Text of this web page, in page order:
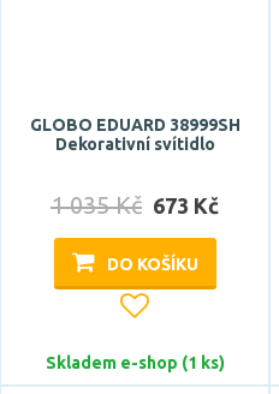
Značka
BRILONER
CENTURY
Deko-Light
ECOLITE
Elmet
GLOBO EDUARD 38999SH
Dekorativní svítidlo
1 035 Kč 673 Kč
DO KOŠÍKU
Skladem e-shop (1 ks)